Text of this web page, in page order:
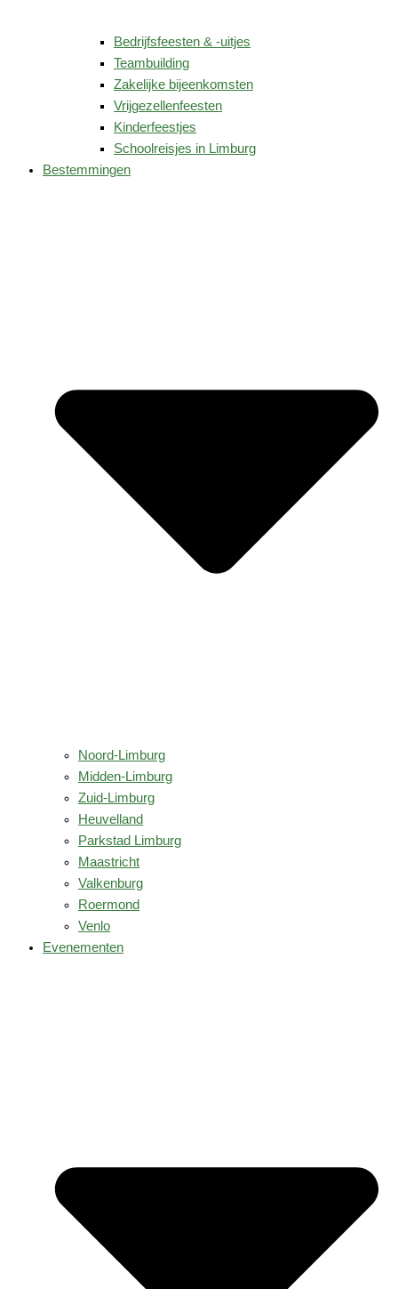
Bedrijfsfeesten & -uitjes
Teambuilding
Zakelijke bijeenkomsten
Vrijgezellenfeesten
Kinderfeestjes
Schoolreisjes in Limburg
Bestemmingen
Noord-Limburg
Midden-Limburg
Zuid-Limburg
Heuvelland
Parkstad Limburg
Maastricht
Valkenburg
Roermond
Venlo
Evenementen